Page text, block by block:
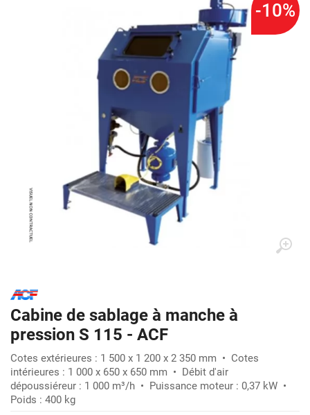
-10%
Cabine de sablage à manche à
pression S 115 - ACF
Cotes extérieures : 1 500 x 1 200 x 2 350 mm • Cotes
intérieures : 1 000 x 650 x 650 mm • Débit d'air
dépoussiéreur : 1 000 m³/h • Puissance moteur : 0,37 kW •
Poids : 400 kg